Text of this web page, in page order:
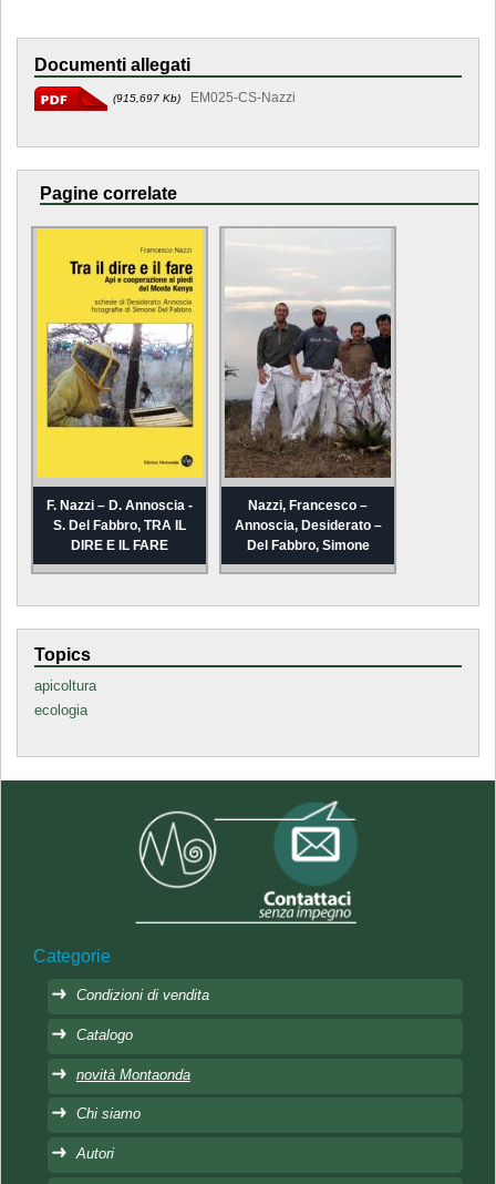
Documenti allegati
(915,697 Kb) EM025-CS-Nazzi
Pagine correlate
F. Nazzi – D. Annoscia -
S. Del Fabbro, TRA IL
DIRE E IL FARE
Nazzi, Francesco –
Annoscia, Desiderato –
Del Fabbro, Simone
Topics
apicoltura
ecologia
Categorie
Condizioni di vendita
Catalogo
novità Montaonda
Chi siamo
Autori